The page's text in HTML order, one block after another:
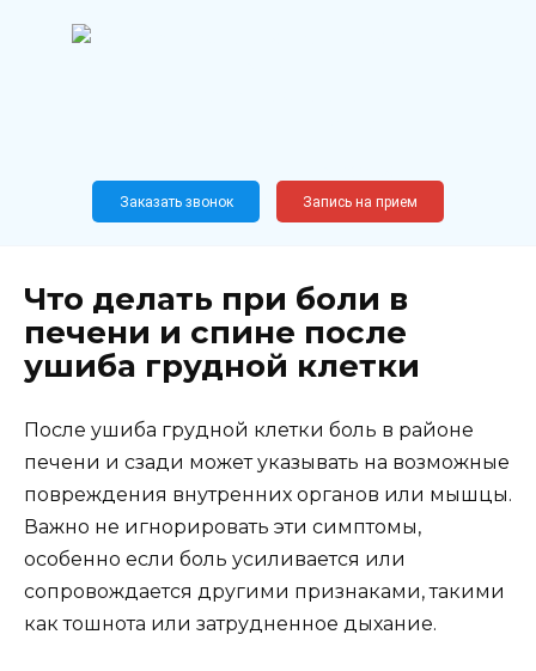
Новослободская, 62, к12
Заказать звонок Запись на прием
Что делать при боли в
печени и спине после
ушиба грудной клетки
После ушиба грудной клетки боль в районе
печени и сзади может указывать на возможные
повреждения внутренних органов или мышцы.
Важно не игнорировать эти симптомы,
особенно если боль усиливается или
сопровождается другими признаками, такими
как тошнота или затрудненное дыхание.